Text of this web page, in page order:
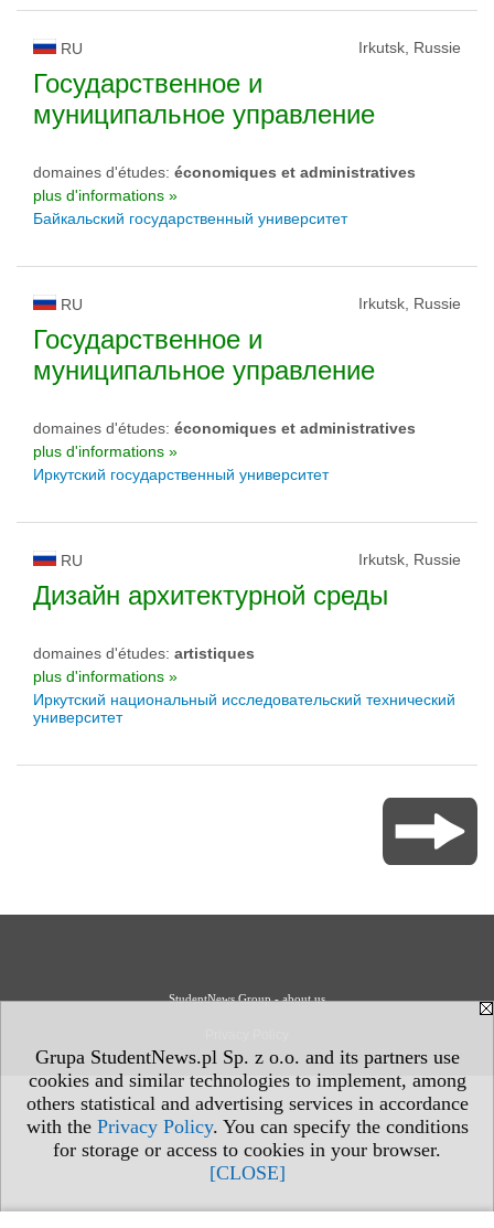
Grupa StudentNews.pl Sp. z o.o. and its partners use
cookies and similar technologies to implement, among
others statistical and advertising services in accordance
with the Privacy Policy. You can specify the conditions
for storage or access to cookies in your browser.
[CLOSE]
RU Irkutsk, Russie
Государственное и
муниципальное управление
domaines d'études: économiques et administratives
plus d'informations »
Байкальский государственный университет
RU Irkutsk, Russie
Государственное и
муниципальное управление
domaines d'études: économiques et administratives
plus d'informations »
Иркутский государственный университет
RU Irkutsk, Russie
Дизайн архитектурной среды
domaines d'études: artistiques
plus d'informations »
Иркутский национальный исследовательский технический
университет
StudentNews Group - about us